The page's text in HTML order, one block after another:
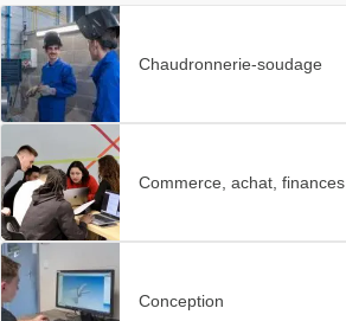
Chaudronnerie-soudage
Commerce, achat, finances
Conception